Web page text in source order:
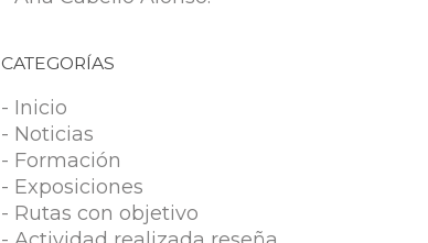
CATEGORÍAS
- Inicio
- Noticias
- Formación
- Exposiciones
- Rutas con objetivo